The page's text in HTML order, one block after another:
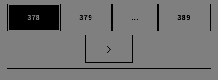
Página
378 Página
379 ... Páginas intermedias
Página
389